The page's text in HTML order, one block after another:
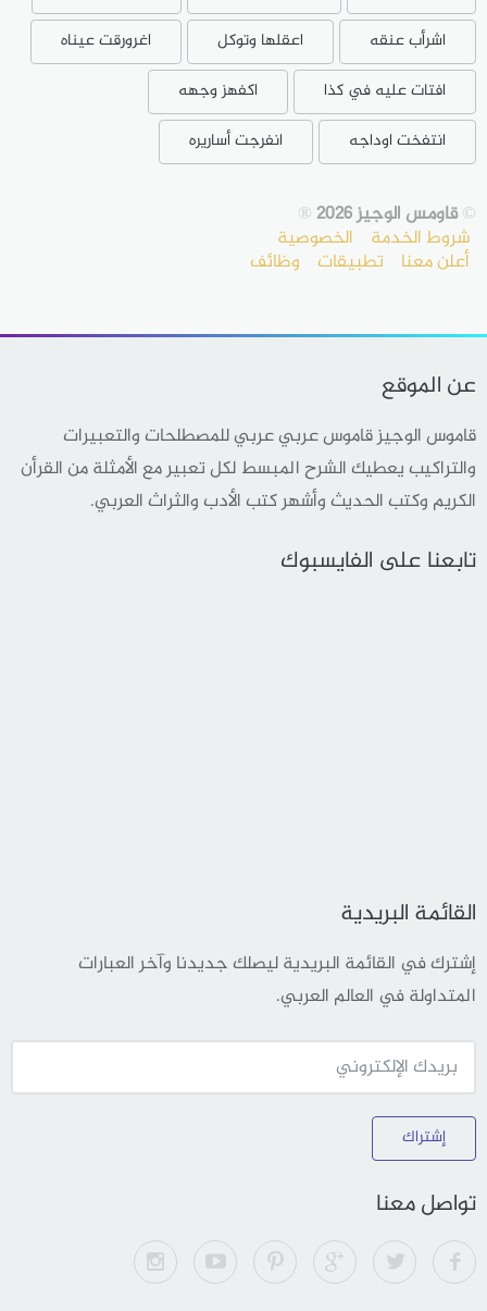
اشرأب عنقه
اعقلها وتوكل
اغرورقت عيناه
افتات عليه في كذا
اكفهز وجهه
انتفخت اوداجه
انفرجت أساريره
©قاومس الوجيز 2026 ®
شروط الخدمة الخصوصية
أعلن معنا تطبيقات وظائف
عن الموقع
قاموس الوجيز قاموس عربي عربي للمصطلحات والتعبيرات
والتراكيب يعطيك الشرح المبسط لكل تعبير مع الأمثلة من القرأن
الكريم وكتب الحديث وأشهر كتب الأدب والثراث العربي.
تابعنا على الفايسبوك
القائمة البريدية
إشترك في القائمة البريدية ليصلك جديدنا وآخر العبارات
المتداولة في العالم العربي.
إشتراك
تواصل معنا